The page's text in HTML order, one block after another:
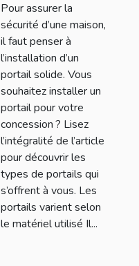
Pour assurer la
sécurité d’une maison,
il faut penser à
l’installation d’un
portail solide. Vous
souhaitez installer un
portail pour votre
concession ? Lisez
l’intégralité de l’article
pour découvrir les
types de portails qui
s’offrent à vous. Les
portails varient selon
le matériel utilisé Il...